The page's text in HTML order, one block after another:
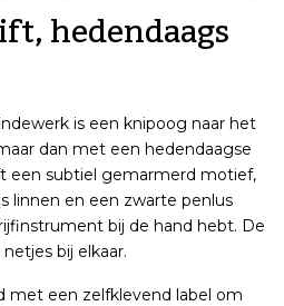
hedendaags
is een knipoog naar het
dan met een hedendaagse
een subtiel gemarmerd motief,
linnen en een zwarte penlus
bij de hand hebt. De
bij elkaar.
met een zelfklevend label om